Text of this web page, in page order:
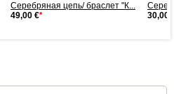
Серебряная цепь/ браслет "К...
49,00 €*
30,00